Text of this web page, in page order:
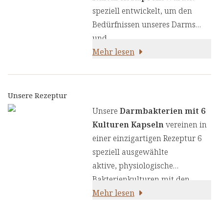
speziell entwickelt, um den
Bedürfnissen unseres Darms
und
unseres Immunsystems gerecht
vorkommen, mit essenziellen
Nährstoffen:
Mehr lesen
Unsere Rezeptur
Unsere Darmbakterien mit 6
Kulturen Kapselnvereinen in
einer einzigartigen Rezeptur 6
speziell ausgewählte
aktive, physiologische
Bakterienkulturen mit den
wichtigen Nährstoffen Vitamin
Mehr lesen